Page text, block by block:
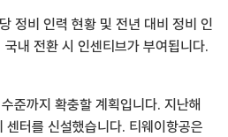
정비 인력 현황 및 전년 대비 정비 인
내 전환 시 인센티브가 부여됩니다.
준까지 확충할 계획입니다. 지난해
터를 신설했습니다. 티웨이항공은